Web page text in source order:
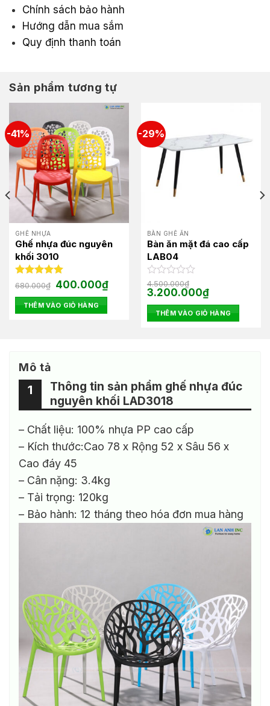
Chính sách bảo hành
Hướng dẫn mua sắm
Quy định thanh toán
Sản phẩm tương tự
-41%
GHẾ NHỰA
Ghế nhựa đúc nguyên
khối 3010
Được xếp
5.00
5 sao
680.000₫ Giá
gốc
là:
680.000₫.
400.000₫Giá
hiện
400.000₫.
THÊM VÀO GIỎ HÀNG
-29%
BÀN GHẾ ĂN
Bàn ăn mặt đá cao cấp
LAB04
Được
xếp
hạng
0
5
4.500.000₫
Giá
gốc
là:
4.500.000₫.
3.200.000₫Giá
hiện
tại
là:
3.200.000₫.
THÊM VÀO GIỎ HÀNG
Mô tả
Thông tin sản phẩm ghế nhựa đúc
nguyên khối LAD3018
1
– Chất liệu: 100% nhựa PP cao cấp
– Kích thước:Cao 78 x Rộng 52 x Sâu 56 x
Cao đáy 45
– Cân nặng: 3.4kg
– Tải trọng: 120kg
– Bảo hành: 12 tháng theo hóa đơn mua hàng